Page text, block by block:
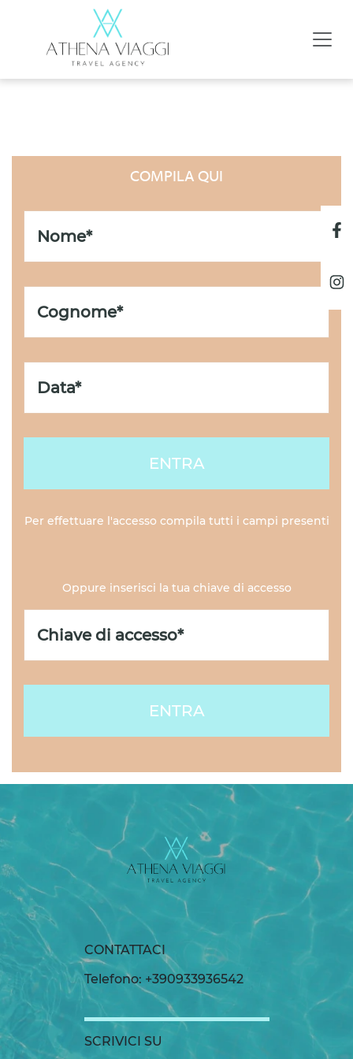
COMPILA QUI
ENTRA
Per effettuare l'accesso compila tutti i campi presenti
Oppure inserisci la tua chiave di accesso
ENTRA
CONTATTACI
Telefono: +390933936542
SCRIVICI SU